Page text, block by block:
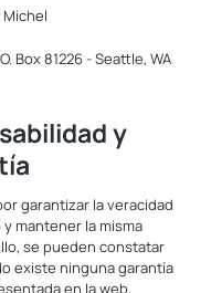
Michel
Box 81226 - Seattle, WA
y
garantizar la veracidad
mantener la misma
se pueden constatar
existe ninguna garantía
en la web.